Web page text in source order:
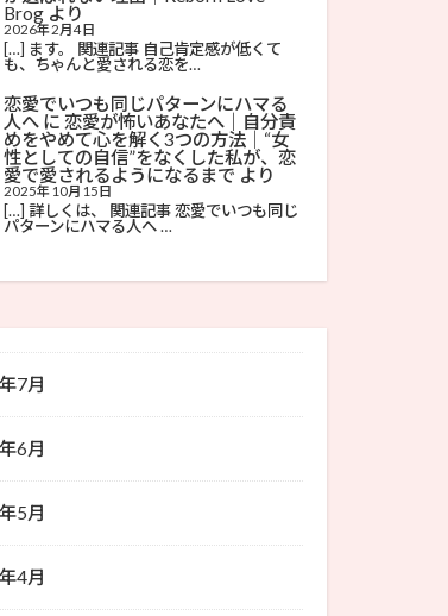
Brog より
2026年2月4日
[…] ます。 関連記事 自己肯定感が低くて
も、ちゃんと愛される恋を…
恋愛でいつも同じパターンにハマる
人へ に 恋愛が怖いあなたへ｜自分責
めをやめて心を解く3つの方法│“女
性としての自信”をなくした私が、恋
愛で愛されるようになるまで より
2025年10月15日
[…] 詳しくは、 関連記事 恋愛でいつも同じ
パターンにハマる人へ …
7月
6月
5月
4月